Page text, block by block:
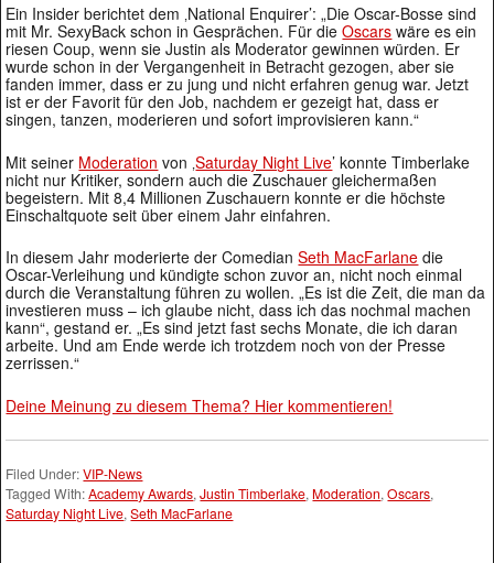
Ein Insider berichtet dem ‚National Enquirer’: „Die Oscar-Bosse sind
mit Mr. SexyBack schon in Gesprächen. Für dieOscars wäre es ein
riesen Coup, wenn sie Justin als Moderator gewinnen würden. Er
wurde schon in der Vergangenheit in Betracht gezogen, aber sie
fanden immer, dass er zu jung und nicht erfahren genug war. Jetzt
ist er der Favorit für den Job, nachdem er gezeigt hat, dass er
singen, tanzen, moderieren und sofort improvisieren kann.“
Mit seiner Moderation von ‚Saturday Night Live’ konnte Timberlake
nicht nur Kritiker, sondern auch die Zuschauer gleichermaßen
begeistern. Mit 8,4 Millionen Zuschauern konnte er die höchste
Einschaltquote seit über einem Jahr einfahren.
In diesem Jahr moderierte der ComedianSeth MacFarlane die
Oscar-Verleihung und kündigte schon zuvor an, nicht noch einmal
durch die Veranstaltung führen zu wollen. „Es ist die Zeit, die man da
investieren muss – ich glaube nicht, dass ich das nochmal machen
kann“, gestand er. „Es sind jetzt fast sechs Monate, die ich daran
arbeite. Und am Ende werde ich trotzdem noch von der Presse
zerrissen.“
Deine Meinung zu diesem Thema? Hier kommentieren!
Filed Under:VIP-News
Tagged With:Academy Awards,Justin Timberlake, Moderation,Oscars,
Saturday Night Live,Seth MacFarlane